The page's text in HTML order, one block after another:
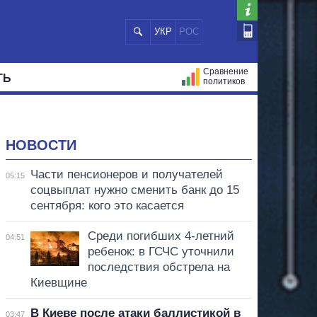
УКР РОС
Сравнение
политиков
НОВОСТИ
05:15
Части пенсионеров и получателей
соцвыплат нужно сменить банк до 15
сентября: кого это касается
04:51
Среди погибших 4-летний
ребенок: в ГСЧС уточнили
последствия обстрела на
Киевщине
03:47
В Киеве после атаки баллистикой в